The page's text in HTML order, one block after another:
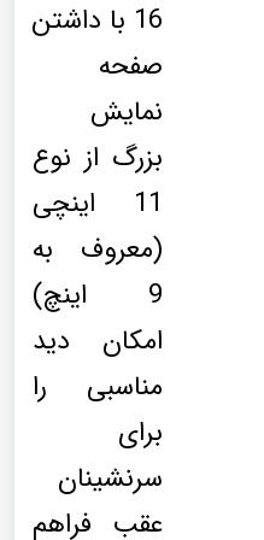
16 با داشتن
صفحه
نمایش
بزرگ از نوع
11 اینچی
(معروف به
9 اینچ)
امکان دید
مناسبی را
برای
سرنشینان
عقب فراهم